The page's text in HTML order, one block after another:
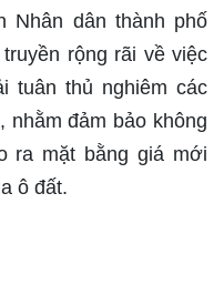
Nhân dân thành phố
rộng rãi về việc
tuân thủ nghiêm các
nhằm đảm bảo không
ra mặt bằng giá mới
ô đất.